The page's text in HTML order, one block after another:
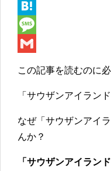
e
b
w
ii
n
H
a
a
M
a
g
i
l
この記事を読むのに
「サウザンアイラン
なぜ「サウザンアイ
んか？
「サウザンアイラン